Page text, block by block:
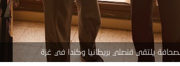
يلتقي قنصلي بريطانيا وكندا في غزة